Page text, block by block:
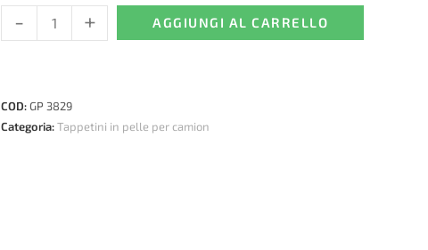
in
Mercedes
Actros
- + AGGIUNGI AL CARRELLO
COD:GP 3829
Categoria:Tappetini in pelle per camion